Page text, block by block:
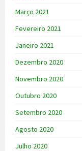
Março 2021
Fevereiro 2021
Janeiro 2021
Dezembro 2020
Novembro 2020
Outubro 2020
Setembro 2020
Agosto 2020
Julho 2020